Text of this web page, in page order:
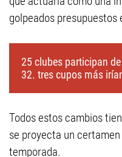
golpeados
25 clubes participan
32. tres cupos más
Todos estos cambios
se proyecta un
temporada.